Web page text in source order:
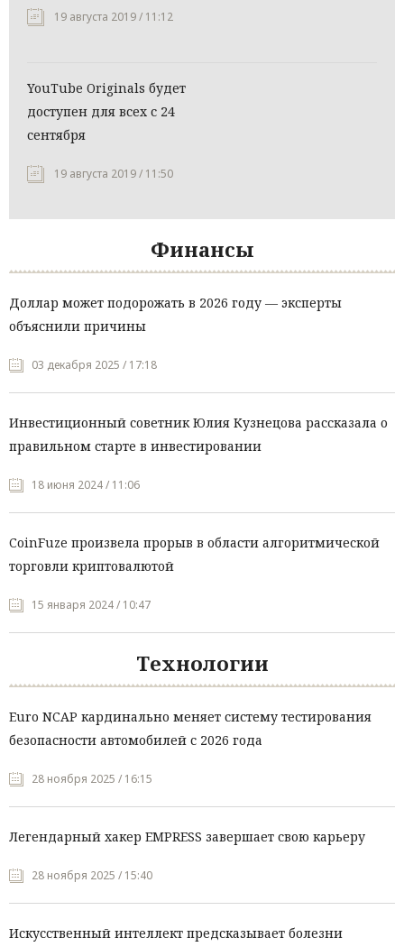
19 августа 2019 / 11:12
YouTube Originals будет
доступен для всех с 24
сентября
19 августа 2019 / 11:50
Финансы
Доллар может подорожать в 2026 году — эксперты
объяснили причины
03 декабря 2025 / 17:18
Инвестиционный советник Юлия Кузнецова рассказала о
правильном старте в инвестировании
18 июня 2024 / 11:06
CoinFuze произвела прорыв в области алгоритмической
торговли криптовалютой
15 января 2024 / 10:47
Технологии
Euro NCAP кардинально меняет систему тестирования
безопасности автомобилей с 2026 года
28 ноября 2025 / 16:15
Легендарный хакер EMPRESS завершает свою карьеру
28 ноября 2025 / 15:40
Искусственный интеллект предсказывает болезни